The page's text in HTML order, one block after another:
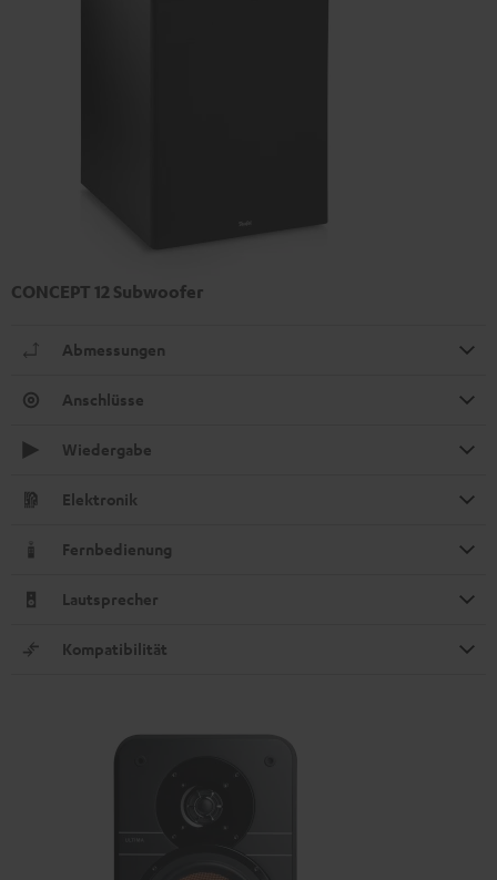
CONCEPT 12 Subwoofer
Abmessungen
Anschlüsse
Wiedergabe
Elektronik
Fernbedienung
Lautsprecher
Kompatibilität